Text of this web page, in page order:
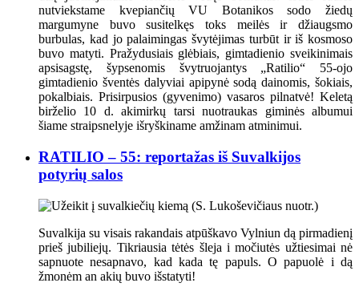
nutviekstame kvepiančių VU Botanikos sodo žiedų
margumyne buvo susitelkęs toks meilės ir džiaugsmo
burbulas, kad jo palaimingas švytėjimas turbūt ir iš kosmoso
buvo matyti. Pražydusiais glėbiais, gimtadienio sveikinimais
apsisagstę, šypsenomis švytruojantys „Ratilio“ 55-ojo
gimtadienio šventės dalyviai apipynė sodą dainomis, šokiais,
pokalbiais. Prisirpusios (gyvenimo) vasaros pilnatvė! Keletą
birželio 10 d. akimirkų tarsi nuotraukas giminės albumui
šiame straipsnelyje išryškiname amžinam atminimui.
RATILIO – 55: reportažas iš Suvalkijos
potyrių salos
Suvalkija su visais rakandais atpūškavo Vylniun dą pirmadienį
prieš jubiliejų. Tikriausia tėtės šleja i močiutės užtiesimai nė
sapnuote nesapnavo, kad kada tę papuls. O papuolė i dą
žmonėm an akių buvo išstatyti!